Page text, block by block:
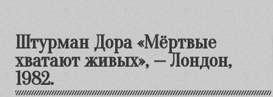
Штурман Дора «Мёртвые
хватают живых», — Лондон,
1982.